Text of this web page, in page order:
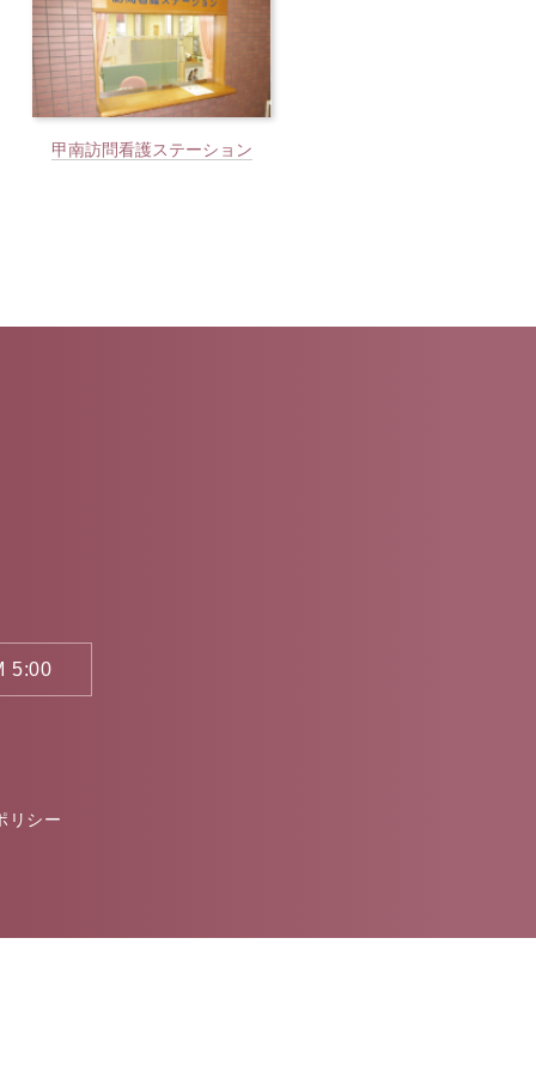
甲南訪問看護ステーション
5:00
リシー